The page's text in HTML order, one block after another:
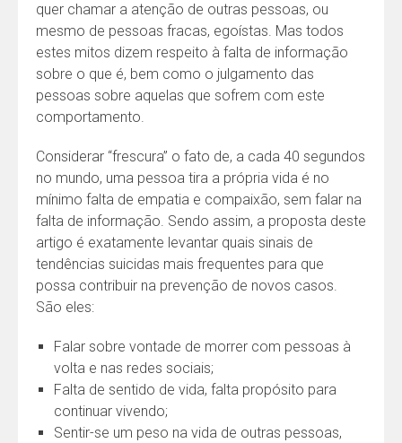
quer chamar a atenção de outras pessoas, ou
mesmo de pessoas fracas, egoístas. Mas todos
estes mitos dizem respeito à falta de informação
sobre o que é, bem como o julgamento das
pessoas sobre aquelas que sofrem com este
comportamento.
Considerar “frescura” o fato de, a cada 40 segundos
no mundo, uma pessoa tira a própria vida é no
mínimo falta de empatia e compaixão, sem falar na
falta de informação. Sendo assim, a proposta deste
artigo é exatamente levantar quais sinais de
tendências suicidas mais frequentes para que
possa contribuir na prevenção de novos casos.
São eles:
Falar sobre vontade de morrer com pessoas à
volta e nas redes sociais;
Falta de sentido de vida, falta propósito para
continuar vivendo;
Sentir-se um peso na vida de outras pessoas,